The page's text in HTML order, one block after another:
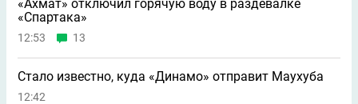
«Ахмат» отключил горячую воду в раздевалке
«Спартака»
12:53 13
Стало известно, куда «Динамо» отправит Маухуба
12:42